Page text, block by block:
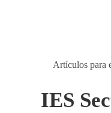
Artículos para
IES